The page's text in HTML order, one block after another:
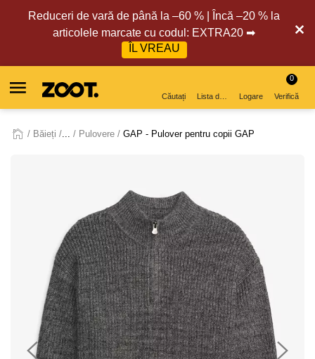
Reduceri de vară de până la –60 % | Încă –20 % la
articolele marcate cu codul: EXTRA20 ➡
ÎL VREAU
Căutați Logare Verifică
0
Băieți ... Pulovere GAP - Pulover pentru copii GAP